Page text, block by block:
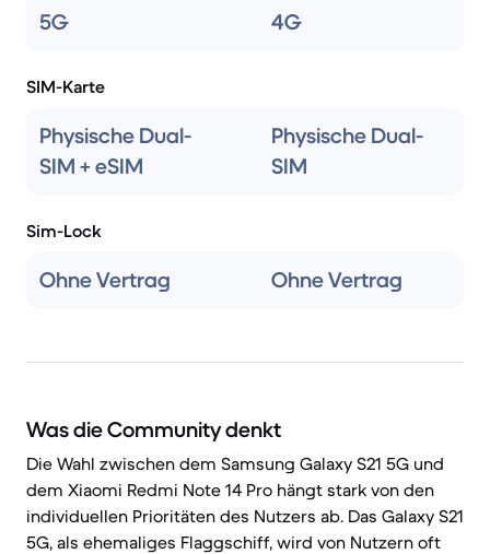
5G 4G
SIM-Karte
Physische Dual-
SIM + eSIM
Physische Dual-
SIM
Sim-Lock
Ohne Vertrag Ohne Vertrag
Was die Community denkt
Die Wahl zwischen dem Samsung Galaxy S21 5G und
dem Xiaomi Redmi Note 14 Pro hängt stark von den
individuellen Prioritäten des Nutzers ab. Das Galaxy S21
5G, als ehemaliges Flaggschiff, wird von Nutzern oft